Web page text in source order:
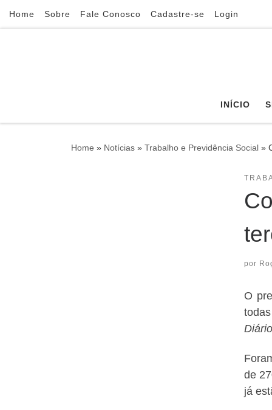
Skip to content
Home Sobre Fale Conosco Cadastre-se Login
INÍCIO
Home » Notícias » Trabalho e Previdência Social »
por
O
de
já